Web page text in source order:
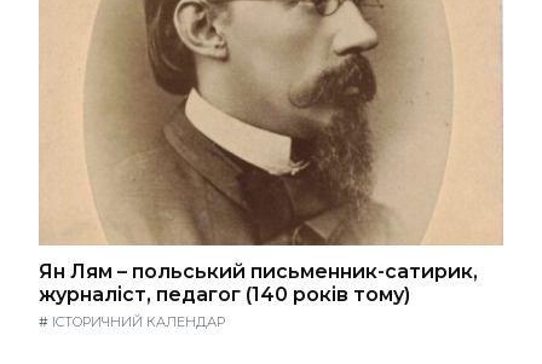
Ян Лям – польський письменник-сатирик,
журналіст, педагог (140 років тому)
# ІСТОРИЧНИЙ КАЛЕНДАР